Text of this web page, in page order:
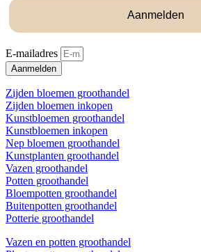
Aanmelden
E-mailadres
Aanmelden
Zijden bloemen groothandel
Zijden bloemen inkopen
Kunstbloemen groothandel
Kunstbloemen inkopen
Nep bloemen groothandel
Kunstplanten groothandel
Vazen groothandel
Potten groothandel
Bloempotten groothandel
Buitenpotten groothandel
Potterie groothandel
Vazen en potten groothandel